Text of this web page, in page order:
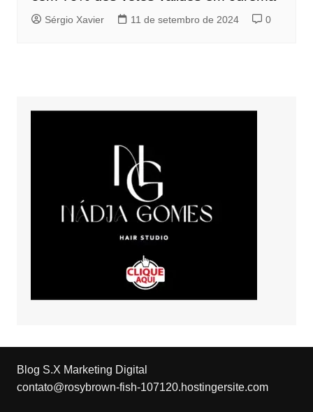
Sérgio Xavier 11 de setembro de 2024 0
Blog S.X Marketing Digital
contato@rosybrown-fish-107120.hostingersite.com